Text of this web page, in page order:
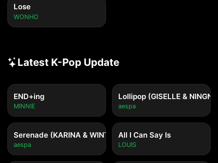
Lose
WONHO
Latest K-Pop Update
END+ing
MINNIE
Lollipop (GISELLE &
aespa
Serenade (KARINA & WINTER)
aespa
All I Can Say Is
LOUIS